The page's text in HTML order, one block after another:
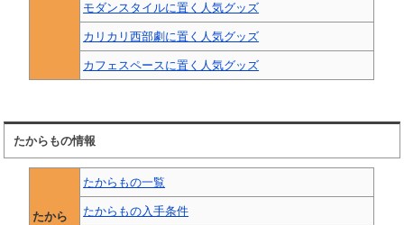
モダンスタイルに置く人気グッズ
カリカリ西部劇に置く人気グッズ
カフェスペースに置く人気グッズ
たからもの情報
たから
たからもの一覧
たからもの入手条件